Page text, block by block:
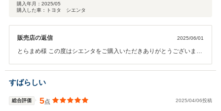
購入年月： 2025/05
購入した車：トヨタ シエンタ
販売店の返信 2025/06/01
とらまめ様 この度はシエンタをご購入いただきありがとうございま
いか心配ではございましたが、詳しい知識をお持ちであった為、こち
らの表現を全て理解いただけた事で相違なくスムーズに納車ができた
と感じております。こちらこそ感謝いたします。今後もお車につい
て、何かございましたら、いつでもサポートしますのでお気軽にご連
絡ください。 コメント、高評価ありがとうございます！
すばらしい
総合評価 5点 2025/04/06投稿